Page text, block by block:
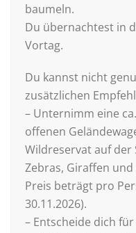
baumeln.
Du übernachtest in
Vortag.
Du kannst nicht
zusätzlichen
– Unternimm eine
offenen
Wildreservat auf der
Zebras, Giraffen
Preis beträgt pro
30.11.2026).
– Entscheide dich